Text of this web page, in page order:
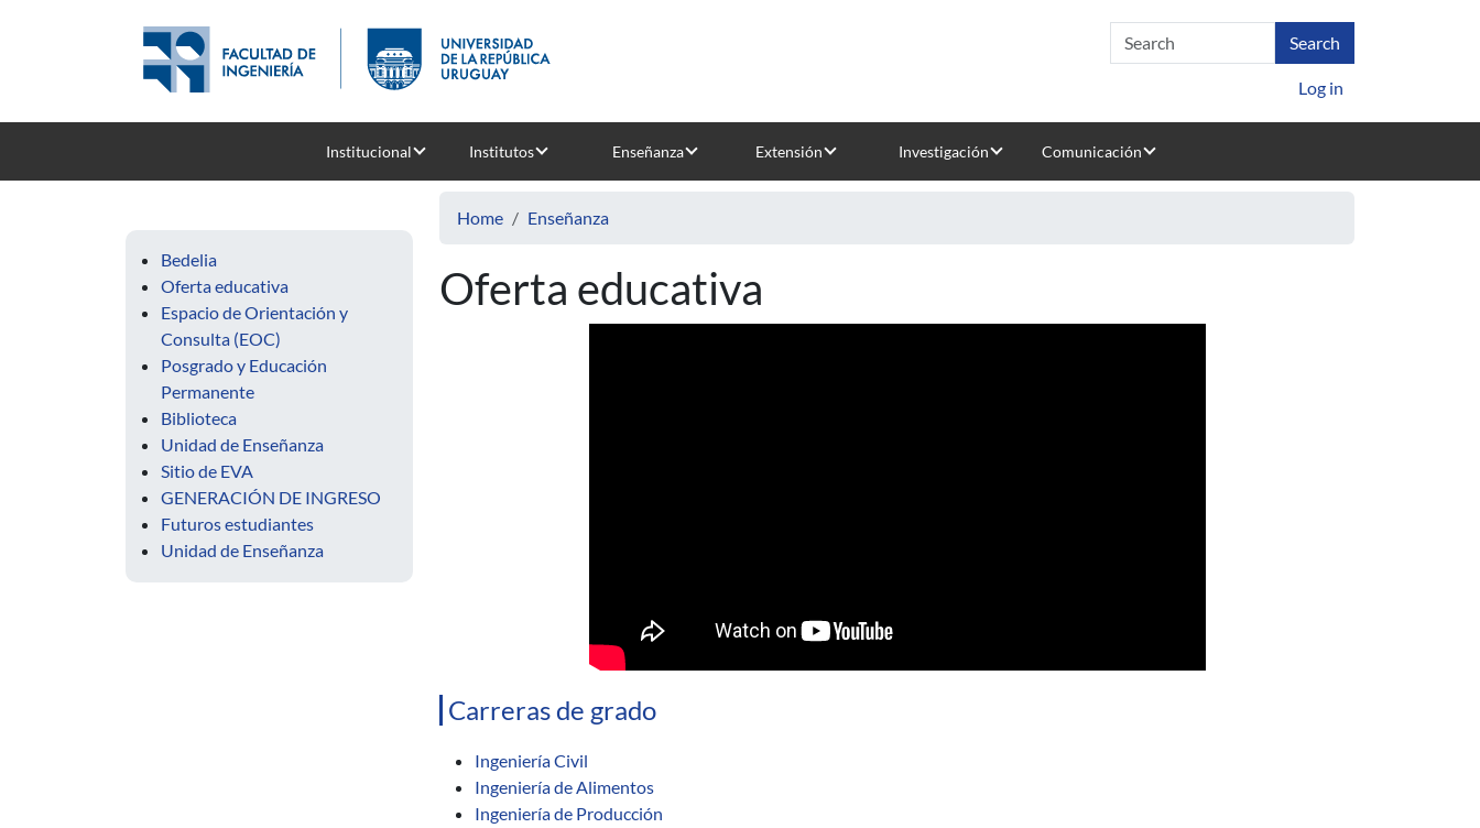
Log in
Institucional Institutos Enseñanza Extensión Investigación Comunicación
Bedelia
Oferta educativa
Espacio de Orientación y
Consulta (EOC)
Posgrado y Educación
Permanente
Biblioteca
Unidad de Enseñanza
Sitio de EVA
GENERACIÓN DE INGRESO
Futuros estudiantes
Unidad de Enseñanza
Home Enseñanza
Oferta educativa
Carreras de grado
Ingeniería Civil
Ingeniería de Alimentos
Ingeniería de Producción